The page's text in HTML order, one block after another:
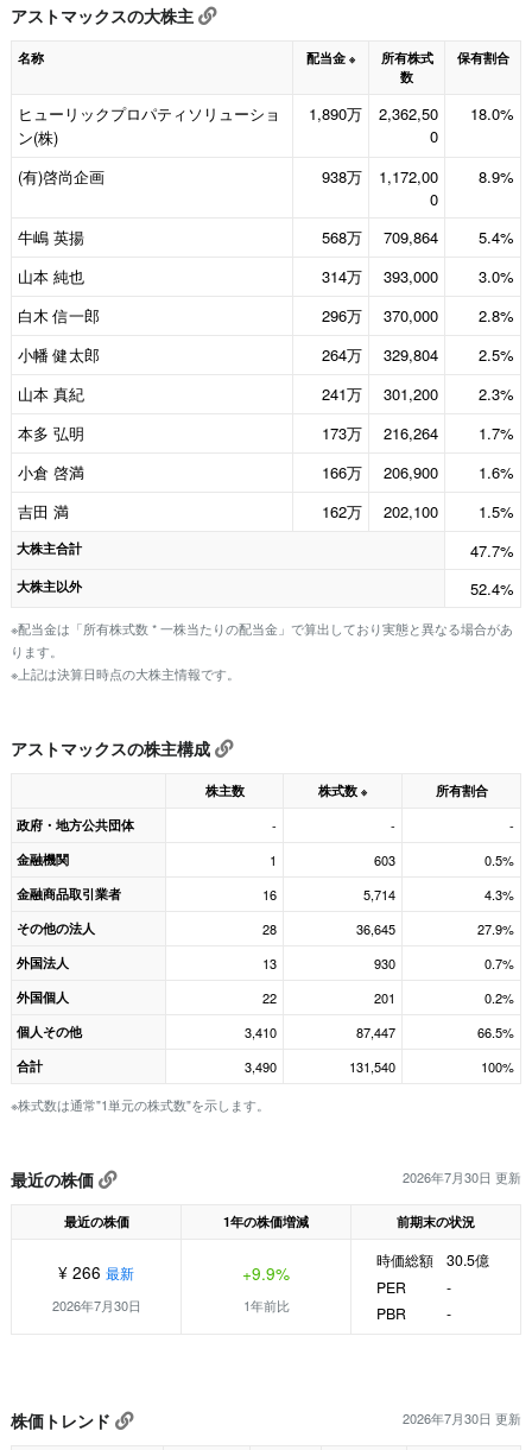
アストマックスの大株主
名称 配当金 ※
所有株式
数
保有割合
ヒューリックプロパティソリューショ
ン(株)
1,890万
2,362,50
0
18.0%
(有)啓尚企画 938万
1,172,00
0
8.9%
牛嶋 英揚 568万 709,864
5.4%
山本 純也
314万 393,000
3.0%
白木 信一郎
296万 370,000
2.8%
小幡 健太郎
264万 329,804
2.5%
山本 真紀
241万 301,200
2.3%
本多 弘明
173万 216,264
1.7%
小倉 啓満
166万 206,900
1.6%
吉田 満
162万 202,100 1.5%
大株主合計 47.7%
大株主以外 52.4%
※配当金は「所有株式数 * 一株当たりの配当金」で算出しており実態と異なる場合があ
ります。
※上記は決算日時点の大株主情報です。
アストマックスの株主構成
株主数 株式数 ※
所有割合
政府・地方公共団体
- - -
金融機関 1 603 0.5%
金融商品取引業者 16 5,714 4.3%
その他の法人 28 36,645 27.9%
外国法人 13 930 0.7%
外国個人 22 201 0.2%
個人その他 3,410 87,447 66.5%
合計 3,490 131,540
100%
※株式数は通常"1単元の株式数"を示します。
最近の株価 2026年7月30日 更新
最近の株価 1年の株価増減 前期末の状況
¥ 266 最新
2026年7月30日
+9.9%
1年前比
時価総額
30.5億
PER
-
PBR
-
株価トレンド 2026年7月30日 更新